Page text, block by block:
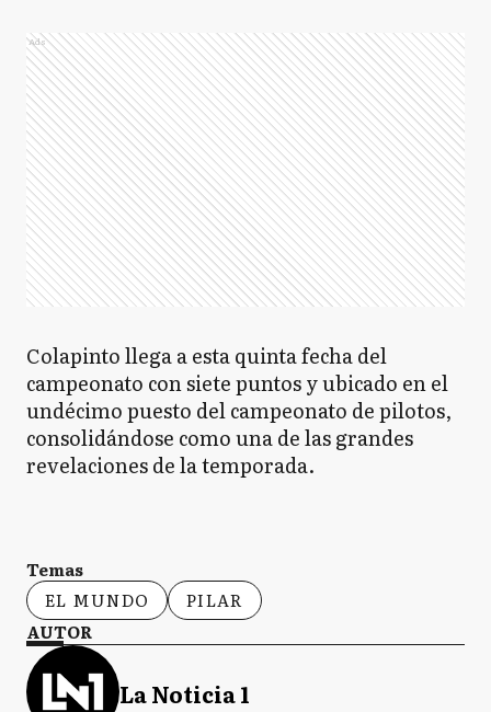
Ads
Colapinto llega a esta quinta fecha del
campeonato con siete puntos y ubicado en el
undécimo puesto del campeonato de pilotos,
consolidándose como una de las grandes
revelaciones de la temporada.
Temas
EL MUNDO
PILAR
AUTOR
La Noticia 1